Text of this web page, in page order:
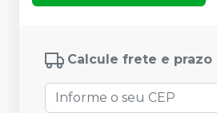
Calcule frete e prazo